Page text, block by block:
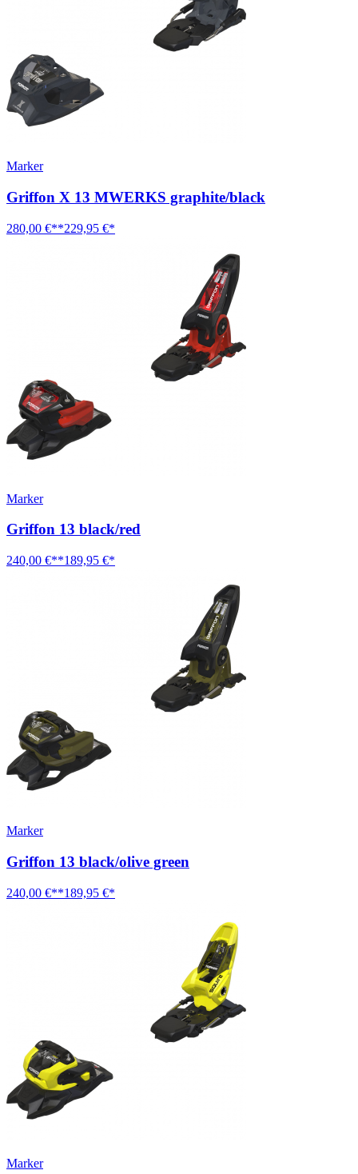
Marker
Griffon X 13 MWERKS graphite/black
280,00 €**229,95 €*
Marker
Griffon 13 black/red
240,00 €**189,95 €*
Marker
Griffon 13 black/olive green
240,00 €**189,95 €*
Marker